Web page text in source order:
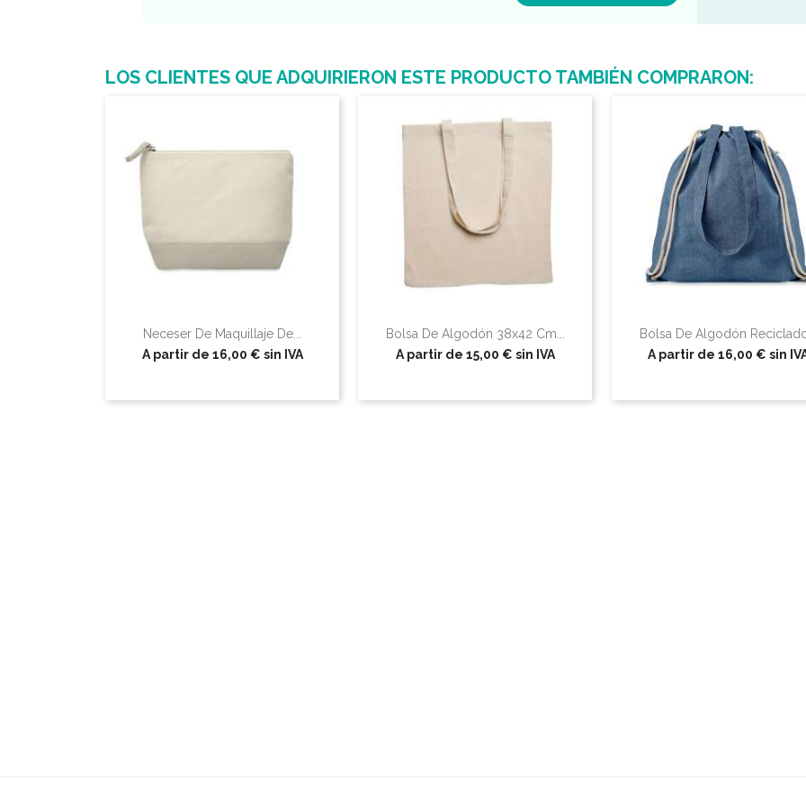
LOS CLIENTES QUE ADQUIRIERON ESTE PRODUCTO TAMBIÉN COMPRARON:
Neceser De Maquillaje De...
A partir de 16,00 € sin IVA
Bolsa De Algodón 38x42 Cm...
A partir de 15,00 € sin IVA
Bolsa De Algodón
A partir de 16,00 € sin